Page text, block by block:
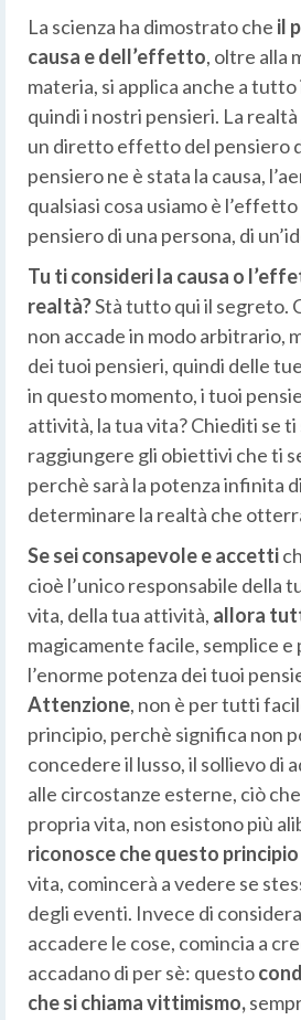
La scienza ha dimostrato che il
causa e dell’effetto, oltre alla
materia, si applica anche a
quindi i nostri pensieri. La realtà
un diretto effetto del pensiero
pensiero ne è stata la causa,
qualsiasi cosa usiamo è
pensiero di una persona, di
Tu ti consideri la causa o
realtà?Stà tutto qui il segreto.
non accade in modo arbitrario,
dei tuoi pensieri, quindi delle
in questo momento, i tuoi
attività, la tua vita? Chiediti se ti
raggiungere gli obiettivi che ti
perchè sarà la potenza infinita
determinare la realtà che
Se sei consapevole e accetti
cioè l’unico responsabile della
vita, della tua attività, allora
magicamente facile, semplice
l’enorme potenza dei tuoi
Attenzione, non è per tutti
principio, perchè significa non
concedere il lusso, il sollievo di
alle circostanze esterne, ciò
propria vita, non esistono più
riconosce che questo principio
vita, comincerà a vedere se
degli eventi. Invece di
accadere le cose, comincia a
accadano di per sè: questo
che si chiama vittimismo,